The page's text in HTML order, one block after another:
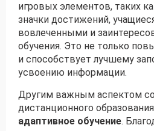
игровых элементов, таких
значки достижений,
вовлеченными и
обучения. Это не только
и способствует лучшему
усвоению информации.
Другим важным аспектом
дистанционного
адаптивное обучение.